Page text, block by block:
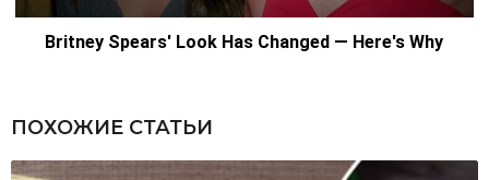
ПОХОЖИЕ СТАТЬИ